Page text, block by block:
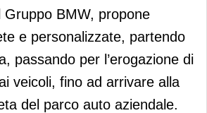
BMW, propone
e personalizzate, partendo
passando per l’erogazione di
veicoli, fino ad arrivare alla
del parco auto aziendale.